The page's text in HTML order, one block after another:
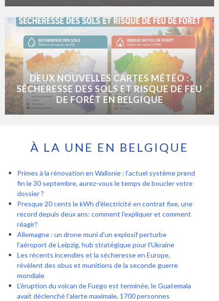
DEUX NOUVELLES CARTES MÉTÉO :
SÉCHERESSE DES SOLS ET RISQUE DE FEU
DE FORÊT EN BELGIQUE
À LA UNE EN BELGIQUE
Primes à la rénovation en Wallonie : l'actuel système prend
fin le 30 septembre, aurez-vous le temps de boucler votre
dossier ?
Presque 20 cents le kWh d'électricité en contrat fixe, une
record depuis deux ans: comment l'expliquer et comment
réagir?
Allemagne : un drone muni d'un explosif perturbe
l'aéroport de Leipzig, hub stratégique pour l'Ukraine
Les récents incendies et la sécheresse en Europe,
révèlent des obus et munitions de la seconde guerre
mondiale
L’éruption du volcan de Fuego est terminée, le Guatemala
avait déclenché l’alerte maximale, 1700 personnes